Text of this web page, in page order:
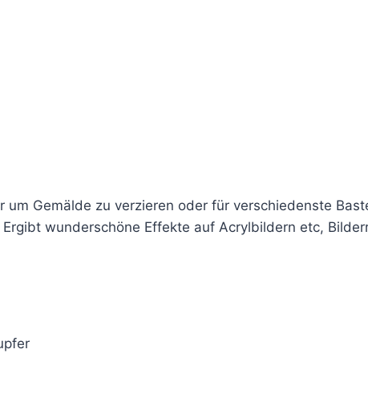
um Gemälde zu verzieren oder für verschiedenste
wunderschöne Effekte auf Acrylbildern etc,